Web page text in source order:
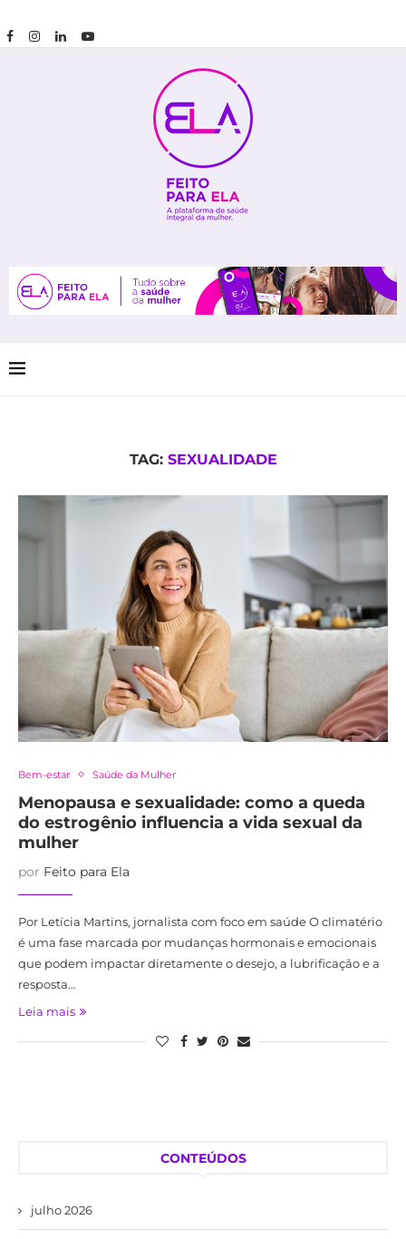
TAG: SEXUALIDADE
Bem-estar Saúde da Mulher
Menopausa e sexualidade: como a queda
do estrogênio influencia a vida sexual da
mulher
por Feito para Ela
Por Letícia Martins, jornalista com foco em saúde O climatério
é uma fase marcada por mudanças hormonais e emocionais
que podem impactar diretamente o desejo, a lubrificação e a
resposta…
Leia mais
CONTEÚDOS
julho 2026